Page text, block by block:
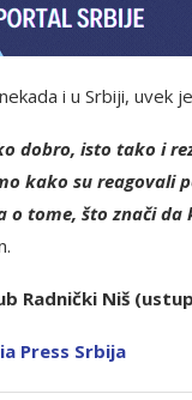
i u Srbiji, uvek
dobro, isto tako i
kako su reagovali
o tome, što znači
Radnički Niš
Press Srbija